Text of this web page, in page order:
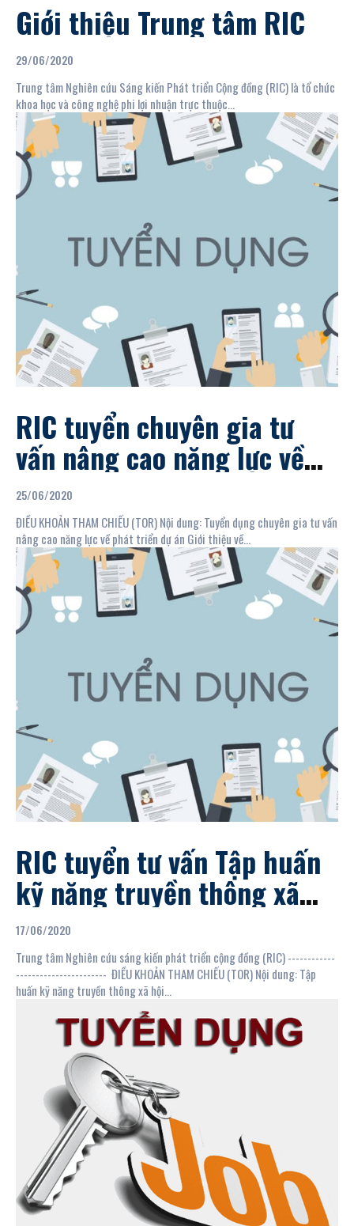
Giới thiệu Trung tâm RIC
29/06/2020
Trung tâm Nghiên cứu Sáng kiến Phát triển Cộng đồng (RIC) là tổ chức
khoa học và công nghệ phi lợi nhuận trực thuộc...
RIC tuyển chuyên gia tư
vấn nâng cao năng lực về
phát triển dự án
25/06/2020
ĐIỀU KHOẢN THAM CHIẾU (TOR) Nội dung: Tuyển dụng chuyên gia tư vấn
nâng cao năng lực về phát triển dự án Giới thiệu về...
RIC tuyển tư vấn Tập huấn
kỹ năng truyền thông xã
hội cho các cán bộ/nhân
viên và Đối tác của RIC
17/06/2020
Trung tâm Nghiên cứu sáng kiến phát triển cộng đồng (RIC) ------------
----------------------- ĐIỀU KHOẢN THAM CHIẾU (TOR) Nội dung: Tập
huấn kỹ năng truyền thông xã hội...